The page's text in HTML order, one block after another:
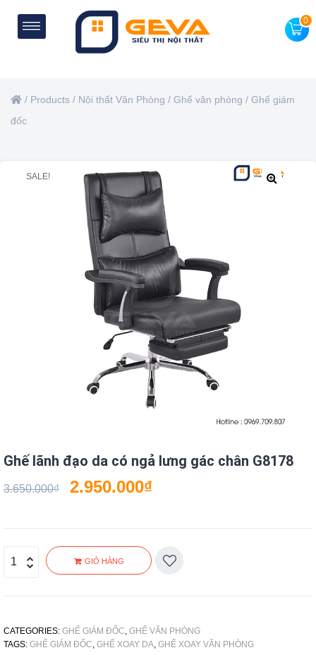
0
/ Products / Nội thất Văn Phòng / Ghế văn phòng / Ghế giám
đốc
SALE!
Ghế lãnh đạo da có ngả lưng gác chân G8178
3.650.000₫ 2.950.000₫
GIỎ HÀNG
CATEGORIES: GHẾ GIÁM ĐỐC GHẾ VĂN PHÒNG
TAGS: GHẾ GIÁM ĐỐC GHẾ XOAY DA GHẾ XOAY VĂN PHÒNG